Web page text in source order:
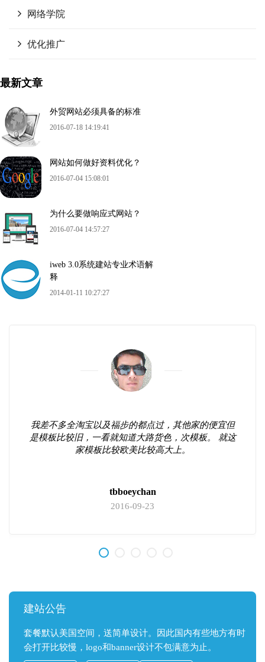
网络学院
优化推广
最新文章
外贸网站必须具备的标准
2016-07-18 14:19:41
网站如何做好资料优化？
2016-07-04 15:08:01
为什么要做响应式网站？
2016-07-04 14:57:27
iweb 3.0系统建站专业术语解
释
2014-01-11 10:27:27
我差不多全淘宝以及福步的都点过，其他家的便宜但
是模板比较旧，一看就知道大路货色，次模板。 就这
家模板比较欧美比较高大上。
tbboeychan
2016-09-23
建站公告
套餐默认美国空间，送简单设计。因此国内有些地方有时
会打开比较慢，logo和banner设计不包满意为止。